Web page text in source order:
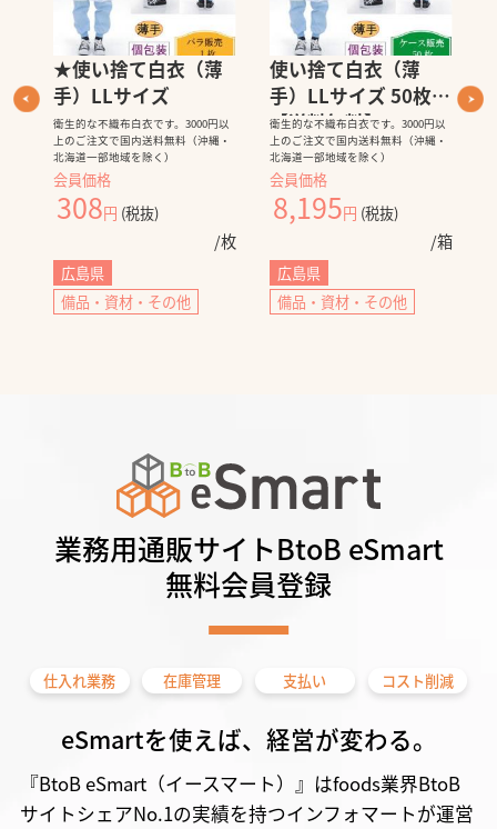
★使い捨て白衣（薄
手）LLサイズ
衛生的な不織布白衣です。3000円以
上のご注文で国内送料無料（沖縄・
北海道一部地域を除く）
会員価格
308円 (税抜)
/枚
広島県
備品・資材・その他
使い捨て白衣（薄
手）LLサイズ 50枚
【送料無料】
衛生的な不織布白衣です。3000円以
上のご注文で国内送料無料（沖縄・
北海道一部地域を除く）
会員価格
8,195円 (税抜)
/箱
広島県
備品・資材・その他
業務用通販サイトBtoB eSmart
無料会員登録
仕入れ業務 在庫管理 支払い コスト削減
eSmartを使えば、経営が変わる。
『BtoB eSmart（イースマート）』はfoods業界BtoB
サイトシェアNo.1の実績を持つインフォマートが運営